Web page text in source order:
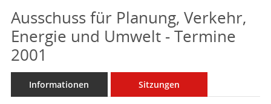
Ausschuss für Planung, Verkehr,
Energie und Umwelt - Termine
2001
Informationen Sitzungen